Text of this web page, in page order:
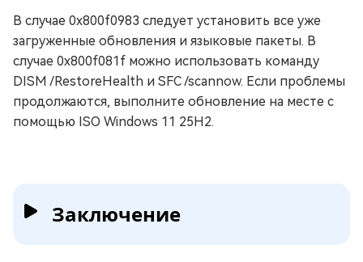
В случае 0x800f0983 следует установить все уже
загруженные обновления и языковые пакеты. В
случае 0x800f081f можно использовать команду
DISM /RestoreHealth и SFC /scannow. Если проблемы
продолжаются, выполните обновление на месте с
помощью ISO Windows 11 25H2.
Заключение